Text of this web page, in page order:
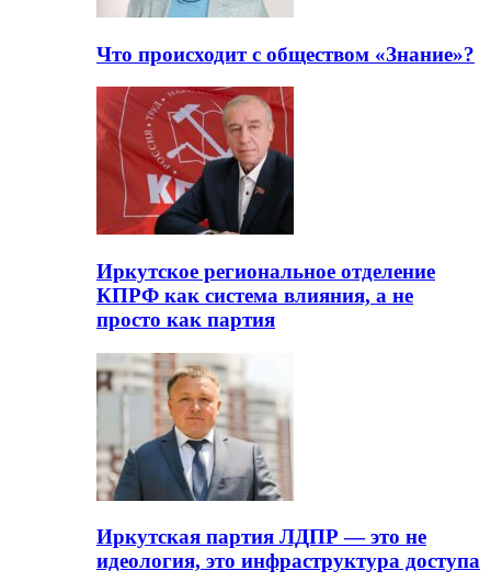
Что происходит с обществом «Знание»?
Иркутское региональное отделение
КПРФ как система влияния, а не
просто как партия
Иркутская партия ЛДПР — это не
идеология, это инфраструктура доступа